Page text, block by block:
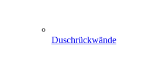
Duschrückwände